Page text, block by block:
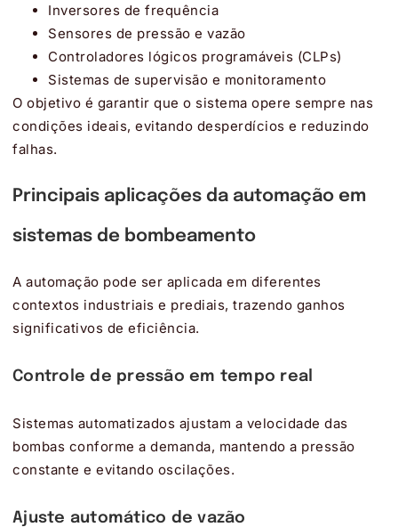
Inversores de frequência
Sensores de pressão e vazão
Controladores lógicos programáveis (CLPs)
Sistemas de supervisão e monitoramento
O objetivo é garantir que o sistema opere sempre nas
condições ideais, evitando desperdícios e reduzindo
falhas.
Principais aplicações da automação em
sistemas de bombeamento
A automação pode ser aplicada em diferentes
contextos industriais e prediais, trazendo ganhos
significativos de eficiência.
Controle de pressão em tempo real
Sistemas automatizados ajustam a velocidade das
bombas conforme a demanda, mantendo a pressão
constante e evitando oscilações.
Ajuste automático de vazão